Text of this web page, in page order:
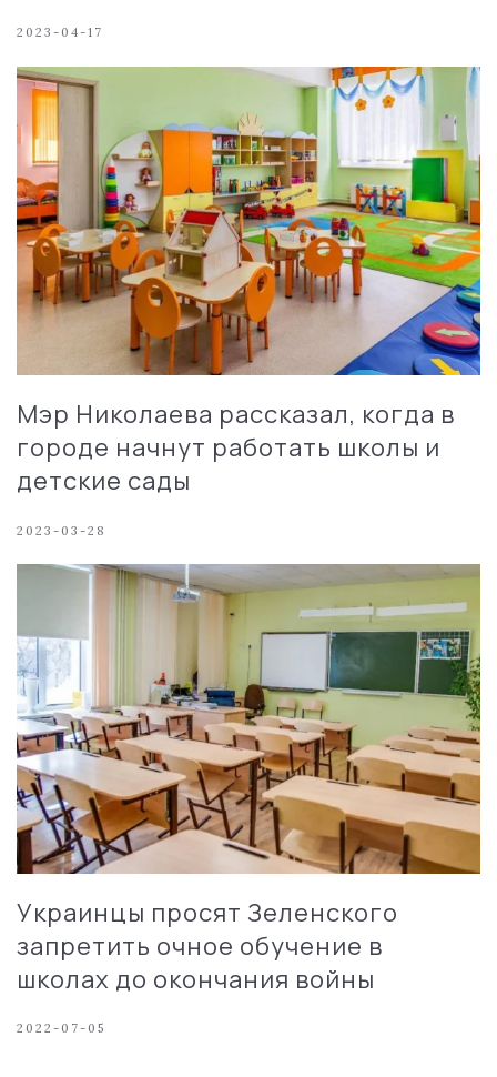
2023-04-17
Мэр Николаева рассказал, когда в
городе начнут работать школы и
детские сады
2023-03-28
Украинцы просят Зеленского
запретить очное обучение в
школах до окончания войны
2022-07-05